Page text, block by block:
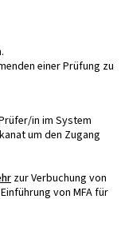
einer Prüfung zu
in im System
um den Zugang
zur Verbuchung von
von MFA für